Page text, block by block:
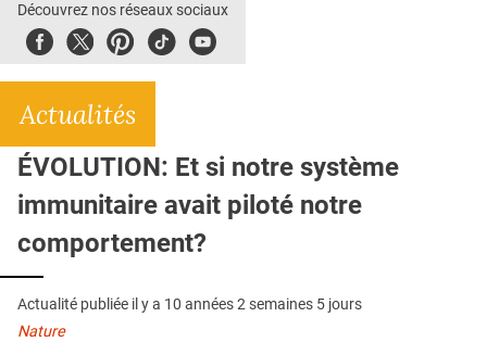
E-REVUE SAD
THÉMA
CRÉDITS
Découvrez nos réseaux sociaux
FacebookTwitterPinterest
TiktokYoubute
Actualités
ÉVOLUTION: Et si notre système
immunitaire avait piloté notre
comportement?
Actualité publiée il y a 10 années 2 semaines 5 jours
Nature